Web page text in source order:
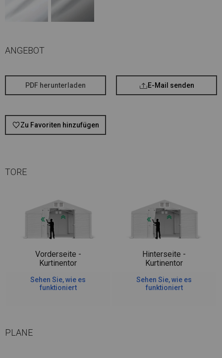
ANGEBOT
PDF herunterladen E-Mail senden
Zu Favoriten hinzufügen
TORE
Vorderseite -
Kurtinentor
Sehen Sie, wie es
funktioniert
Hinterseite -
Kurtinentor
Sehen Sie, wie es
funktioniert
PLANE